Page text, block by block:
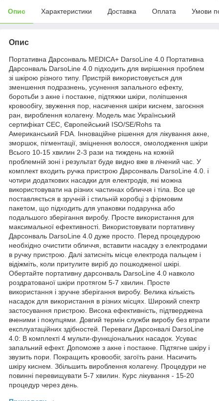
Опис Характеристики Доставка Оплата Умови
Опис
Портативна Дарсонваль MEDICA+ DarsoLine 4.0 Портативна
Дарсонваль DarsoLine 4.0 підходить для вирішення проблем
зі шкірою різного типу. Пристрій використовується для
зменшення подразнень, усунення запального ефекту,
боротьби з акне і постакне, підтяжки шкіри, поліпшення
кровообігу, звуження пор, насичення шкіри киснем, загоєння
ран, вироблення колагену. Модель має Український
сертифікат СЕС, Європейський ISO/SE/Rohs та
Американський FDA. Інноваційне рішення для лікування акне,
зморшок, пігментації, зміцнення волосся, омолодження шкіри
Всього 10-15 хвилин 2-3 рази на тиждень на кожній
проблемній зоні і результат буде видно вже в лічений час. У
комплект входить ручка пристрою Дарсонваль DarsoLine 4.0. і
чотири додаткових насадки для електродів, які можна
використовувати на різних частинах обличчя і тіла. Все це
поставляється в зручній і стильній коробці з фірмовим
пакетом, що підходить для упаковки подарунка або
подальшого зберігання виробу. Просте використання для
максимальної ефективності. Використовувати портативну
Дарсонваль DarsoLine 4.0 дуже просто. Перед процедурою
необхідно очистити обличчя, вставити насадку з електродами
в ручку пристрою. Далі затисніть місце електрода пальцем і
відіжміть, коли притулите виріб до пошкодженої шкірі.
Обертайте портативну дарсонваль DarsoLine 4.0 навколо
роздратованої шкіри протягом 5-7 хвилин. Просте
використання і зручне зберігання виробу. Велика кількість
насадок для використання в різних місцях. Широкий спектр
застосування пристрою. Висока ефективність, підтверджена
вченими і покупцями. Довгий термін служби виробу без втрати
експлуатаційних здібностей. Переваги Дарсонвалі DarsoLine
4.0: В комплекті 4 мульти-функціональних насадок. Усуває
запальний ефект. Допоможе з акне і постакне. Підтягне шкіру і
звузить пори. Покращить кровообіг, загоїть рани. Насичить
шкіру киснем. Збільшить вироблення колагену. Процедури не
повинні перевищувати 5-7 хвилин. Курс лікування - 15-20
процедур через день.